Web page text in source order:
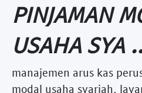
PINJAMAN
USAHA SYA
manajemen arus kas
modal usaha syariah,